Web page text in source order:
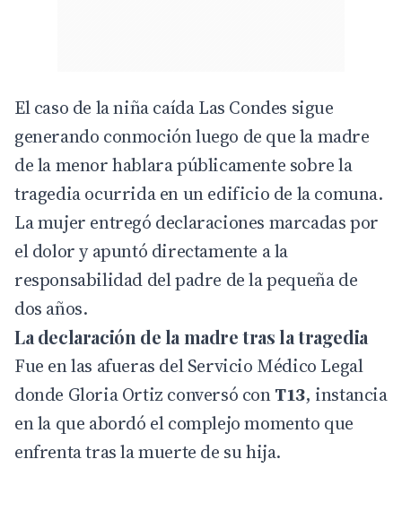
El caso de la niña caída Las Condes sigue
generando conmoción luego de que la madre
de la menor hablara públicamente sobre la
tragedia ocurrida en un edificio de la comuna.
La mujer entregó declaraciones marcadas por
el dolor y apuntó directamente a la
responsabilidad del padre de la pequeña de
dos años.
La declaración de la madre tras la tragedia
Fue en las afueras del Servicio Médico Legal
donde Gloria Ortiz conversó conT13, instancia
en la que abordó el complejo momento que
enfrenta tras la muerte de su hija.